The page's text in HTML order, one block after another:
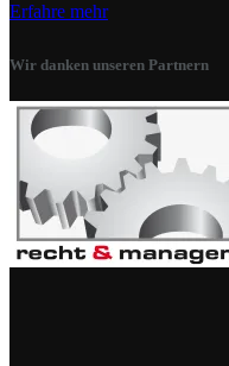
Erfahre mehr
Wir danken unseren Partnern